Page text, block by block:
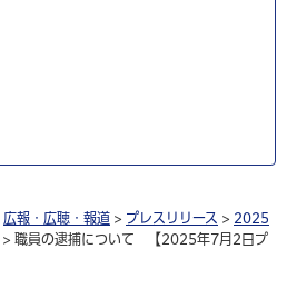
広報・広聴・報道 > プレスリリース > 2025
> 職員の逮捕について 【2025年7月2日プ